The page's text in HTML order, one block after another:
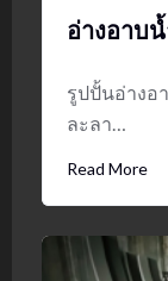
อ่างอาบ
รูปปั้นอ่างอ
ละลา…
Read More